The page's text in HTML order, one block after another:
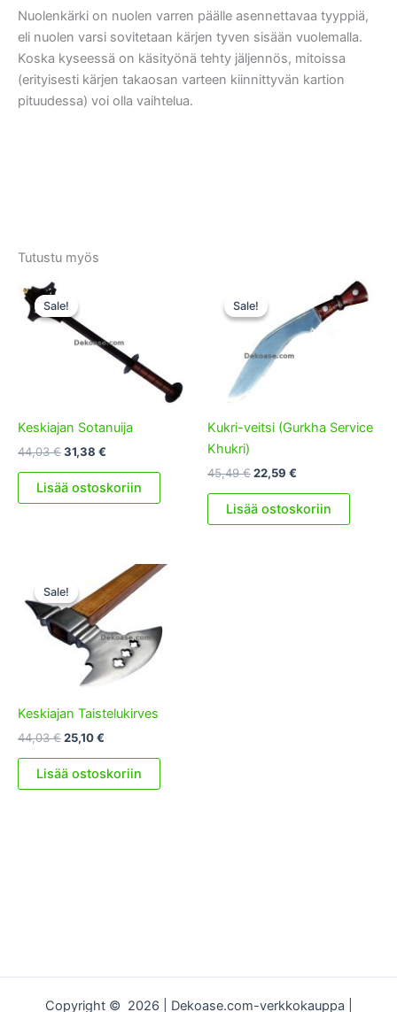
Nuolenkärki on nuolen varren päälle asennettavaa tyyppiä,
eli nuolen varsi sovitetaan kärjen tyven sisään vuolemalla.
Koska kyseessä on käsityönä tehty jäljennös, mitoissa
(erityisesti kärjen takaosan varteen kiinnittyvän kartion
pituudessa) voi olla vaihtelua.
Tutustu myös
Sale!
Sale!
Keskiajan Sotanuija
44,03€Alkuperäinen
oli:
44,03 €.
31,38 €
on:
31,38 €.
Lisää ostoskoriin
Sale!
Sale!
Kukri-veitsi (Gurkha Service
Khukri)
45,49€Alkuperäinen
oli:
45,49 €.
22,59 €
on:
22,59 €.
Lisää ostoskoriin
Sale!
Sale!
Keskiajan Taistelukirves
44,03€Alkuperäinen
oli:
44,03 €.
25,10€
on:
25,10 €.
Lisää ostoskoriin
Copyright © 2026 | Dekoase.com-verkkokauppa |